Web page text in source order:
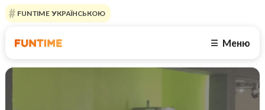
FUNTIME УКРАЇНСЬКОЮ
☰ Меню